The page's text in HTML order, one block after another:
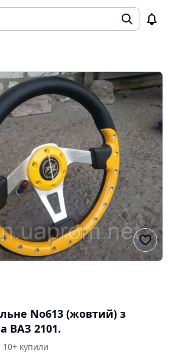
No613 (жовтий) з
ВАЗ 2101.
10+ купили